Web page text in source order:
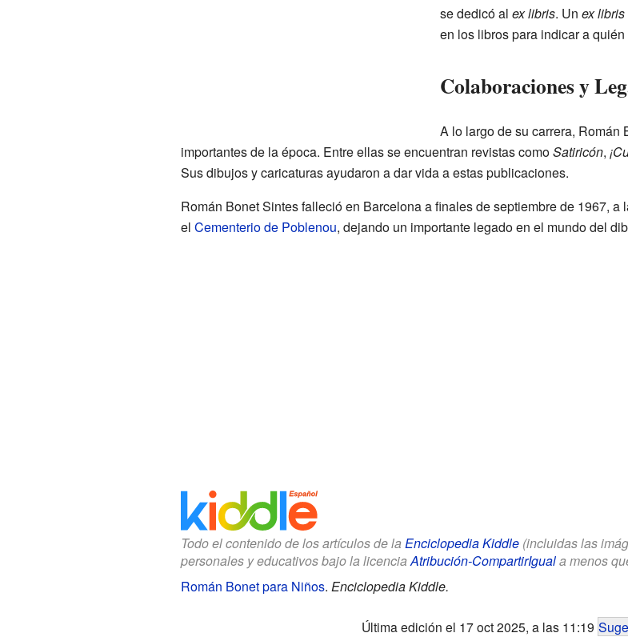
se dedicó al ex libris. Un ex libris
en los libros para indicar a
Colaboraciones y
A lo largo de su carrera,
importantes de la época. Entre ellas se encuentran revistas comoSatiricón,
Sus dibujos y caricaturas ayudaron a dar vida a estas publicaciones.
Román Bonet Sintes falleció en Barcelona a finales de septiembre de 1967, a
el Cementerio de Poblenou, dejando un importante legado en el mundo del
Todo el contenido de los artículos de la Enciclopedia Kiddle(incluidas las
personales y educativos bajo la licenciaAtribución-CompartirIguala menos
Román Bonet para Niños. Enciclopedia Kiddle.
Última edición el 17 oct 2025, a las 11:19